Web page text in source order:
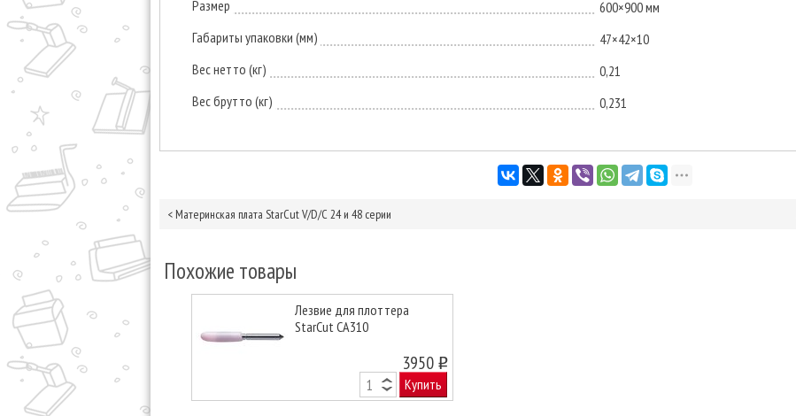
Размер
600×900 мм
Габариты упаковки (мм)
47×42×10
Вес нетто (кг)
0,21
Вес брутто (кг)
0,231
< Материнская плата StarCut V/D/С 24 и 48 серии
Похожие товары
Лезвие для плоттера
StarCut CA310
3950 o
Купить